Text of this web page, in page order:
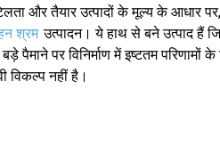
और तैयार उत्पादों के मूल्य के आधार
श्रम उत्पादन। ये हाथ से बने उत्पाद हैं
पैमाने पर विनिर्माण में इष्टतम परिणामों
विकल्प नहीं है।